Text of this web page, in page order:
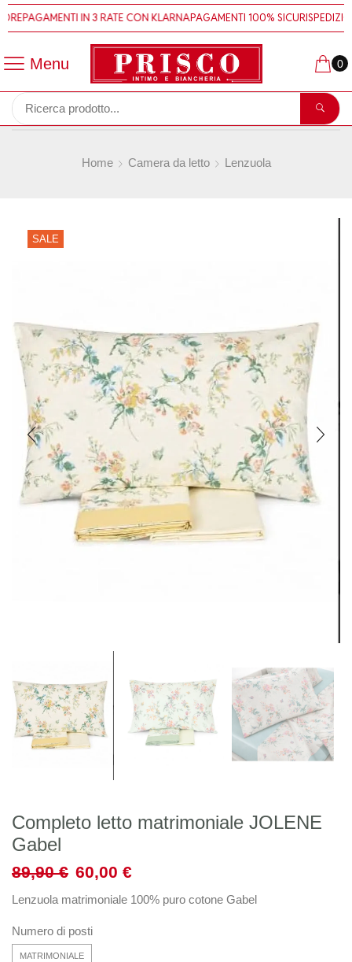
PAGAMENTI IN 3 RATE CON KLARNAPAGAMENTI 100% SICURI
Menu 0
Home Camera da letto Lenzuola
SALE
Completo letto matrimoniale JOLENE
Gabel
89,90€ 60,00 €
Lenzuola matrimoniale 100% puro cotone Gabel
Numero di posti
MATRIMONIALE